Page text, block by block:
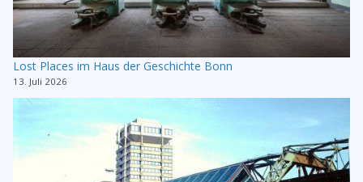
Lost Places im Haus der Geschichte Bonn
13. Juli 2026